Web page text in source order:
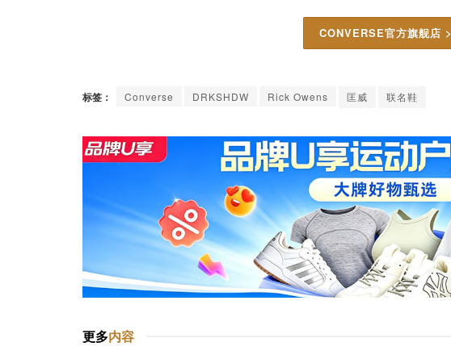
CONVERSE官方旗舰店 >
标签： Converse DRKSHDW Rick Owens 匡威 联名鞋
更多内容